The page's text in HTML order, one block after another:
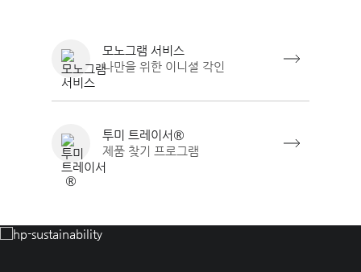
모노그램 서비스
나만을 위한 이니셜 각인
투미 트레이서®
제품 찾기 프로그램